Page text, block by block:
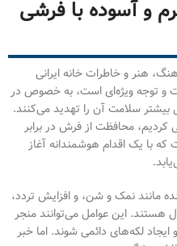
و آسوده با فرشی
هنر و خاطرات خانه ایرانی
و توجه ویژه‌ای است، به خصوص در
سلامت آن را تهدید می‌کنند.
کردیم، محافظت از فرش در برابر
با یک اقدام هوشمندانه آغاز
مانند نمک و شن، و افزایش تردد،
این عوامل می‌توانند منجر
لکه‌های دائمی شوند. اما خبر